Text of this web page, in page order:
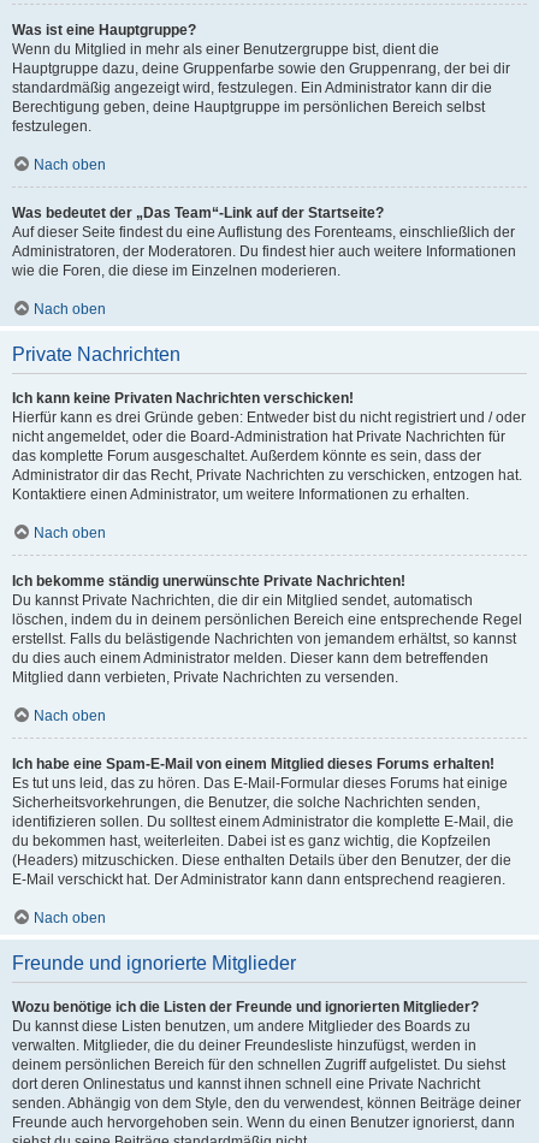
Was ist eine Hauptgruppe?
Wenn du Mitglied in mehr als einer Benutzergruppe bist, dient die
Hauptgruppe dazu, deine Gruppenfarbe sowie den Gruppenrang, der bei dir
standardmäßig angezeigt wird, festzulegen. Ein Administrator kann dir die
Berechtigung geben, deine Hauptgruppe im persönlichen Bereich selbst
festzulegen.
Nach oben
Was bedeutet der „Das Team“-Link auf der Startseite?
Auf dieser Seite findest du eine Auflistung des Forenteams, einschließlich der
Administratoren, der Moderatoren. Du findest hier auch weitere Informationen
wie die Foren, die diese im Einzelnen moderieren.
Nach oben
Private Nachrichten
Ich kann keine Privaten Nachrichten verschicken!
Hierfür kann es drei Gründe geben: Entweder bist du nicht registriert und / oder
nicht angemeldet, oder die Board-Administration hat Private Nachrichten für
das komplette Forum ausgeschaltet. Außerdem könnte es sein, dass der
Administrator dir das Recht, Private Nachrichten zu verschicken, entzogen hat.
Kontaktiere einen Administrator, um weitere Informationen zu erhalten.
Nach oben
Ich bekomme ständig unerwünschte Private Nachrichten!
Du kannst Private Nachrichten, die dir ein Mitglied sendet, automatisch
löschen, indem du in deinem persönlichen Bereich eine entsprechende Regel
erstellst. Falls du belästigende Nachrichten von jemandem erhältst, so kannst
du dies auch einem Administrator melden. Dieser kann dem betreffenden
Mitglied dann verbieten, Private Nachrichten zu versenden.
Nach oben
Ich habe eine Spam-E-Mail von einem Mitglied dieses Forums erhalten!
Es tut uns leid, das zu hören. Das E-Mail-Formular dieses Forums hat einige
Sicherheitsvorkehrungen, die Benutzer, die solche Nachrichten senden,
identifizieren sollen. Du solltest einem Administrator die komplette E-Mail, die
du bekommen hast, weiterleiten. Dabei ist es ganz wichtig, die Kopfzeilen
(Headers) mitzuschicken. Diese enthalten Details über den Benutzer, der die
E-Mail verschickt hat. Der Administrator kann dann entsprechend reagieren.
Nach oben
Freunde und ignorierte Mitglieder
Wozu benötige ich die Listen der Freunde und ignorierten Mitglieder?
Du kannst diese Listen benutzen, um andere Mitglieder des Boards zu
verwalten. Mitglieder, die du deiner Freundesliste hinzufügst, werden in
deinem persönlichen Bereich für den schnellen Zugriff aufgelistet. Du siehst
dort deren Onlinestatus und kannst ihnen schnell eine Private Nachricht
senden. Abhängig von dem Style, den du verwendest, können Beiträge deiner
Freunde auch hervorgehoben sein. Wenn du einen Benutzer ignorierst, dann